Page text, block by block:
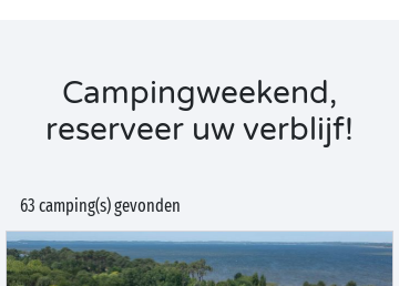
Campingweekend,
reserveer uw verblijf!
63 camping(s) gevonden